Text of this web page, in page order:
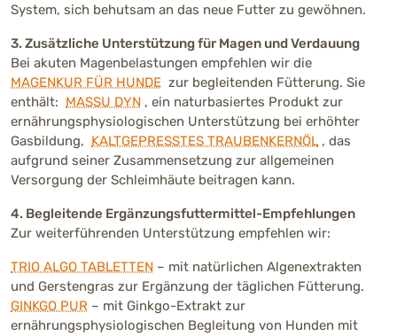
System, sich behutsam an das neue Futter zu gewöhnen.
3. Zusätzliche Unterstützung für Magen und Verdauung
Bei akuten Magenbelastungen empfehlen wir die
MAGENKUR FÜR HUNDE zur begleitenden Fütterung. Sie
enthält: MASSU DYN , ein naturbasiertes Produkt zur
ernährungsphysiologischen Unterstützung bei erhöhter
Gasbildung, KALTGEPRESSTES TRAUBENKERNÖL , das
aufgrund seiner Zusammensetzung zur allgemeinen
Versorgung der Schleimhäute beitragen kann.
4. Begleitende Ergänzungsfuttermittel-Empfehlungen
Zur weiterführenden Unterstützung empfehlen wir:
TRIO ALGO TABLETTEN – mit natürlichen Algenextrakten
und Gerstengras zur Ergänzung der täglichen Fütterung.
GINKGO PUR – mit Ginkgo-Extrakt zur
ernährungsphysiologischen Begleitung von Hunden mit